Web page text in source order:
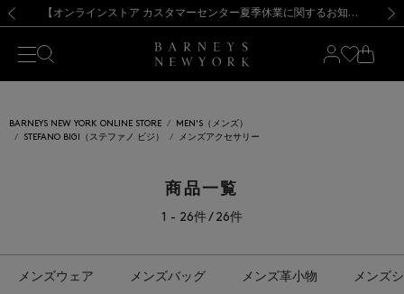
新規登録のお客様も対象！＜MY BARNEYS＞会員のお客様は11,000円（税込）以上のお買上げで常時送料無料！お買い物の際は会員登録を！
【夏季休業に伴う出荷一時停止のお知らせ】(2026.8.7) 【オンラインストア カスタマーセンター夏季休業に関するお知らせ】（2026.8.7）
【夏季休業に伴う返品・交換承り一時停止のお知らせ】（2026.8.5）
熊本県を中心とした地震の影響によるお荷物のお届けについて
【開催中】SUMMER SALEのご案内・ご注意事項 新規登録のお客様も対象！＜MY BARNEYS＞会員のお客様は11,000円（税込）以上のお買上げで常時送料無料！お買い物の際は会員登録を！
【夏季休業に伴う出荷一時停止のお知らせ】(2026.8.7)
BARNEYS NEW YORK ONLINE STORE
MEN'S（メンズ）
STEFANO BIGI（ステファノ ビジ）
メンズアクセサリー
商品一覧
1 - 26件 / 26件
メンズウェア メンズバッグ メンズ革小物 メンズ